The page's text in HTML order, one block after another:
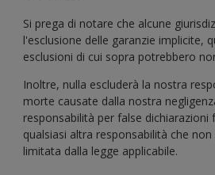
Si prega di notare che alcune
l'esclusione delle garanzie implicite,
esclusioni di cui sopra potrebbero
Inoltre, nulla escluderà la nostra
morte causate dalla nostra
responsabilità per false dichiarazioni
qualsiasi altra responsabilità che
limitata dalla legge applicabile.